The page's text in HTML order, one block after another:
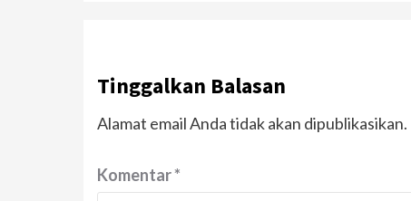
Tinggalkan Balasan
Alamat email Anda tidak akan dipublikasikan.
Komentar*